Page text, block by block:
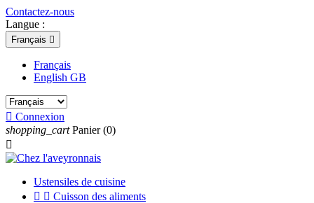
Contactez-nous
Langue :
Français 
Français
English GB
 Connexion
shopping_cart Panier (0)

Ustensiles de cuisine
  Cuisson des aliments